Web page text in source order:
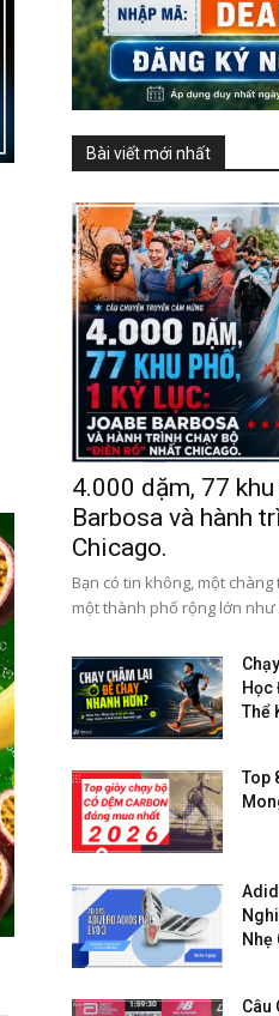
Bài viết mới nhất
4.000 dặm, 77
Barbosa và hành
Chicago.
Bạn có tin không, một
một thành phố rộng lớn như
Học
Thể
Top
Nhẹ
Câu